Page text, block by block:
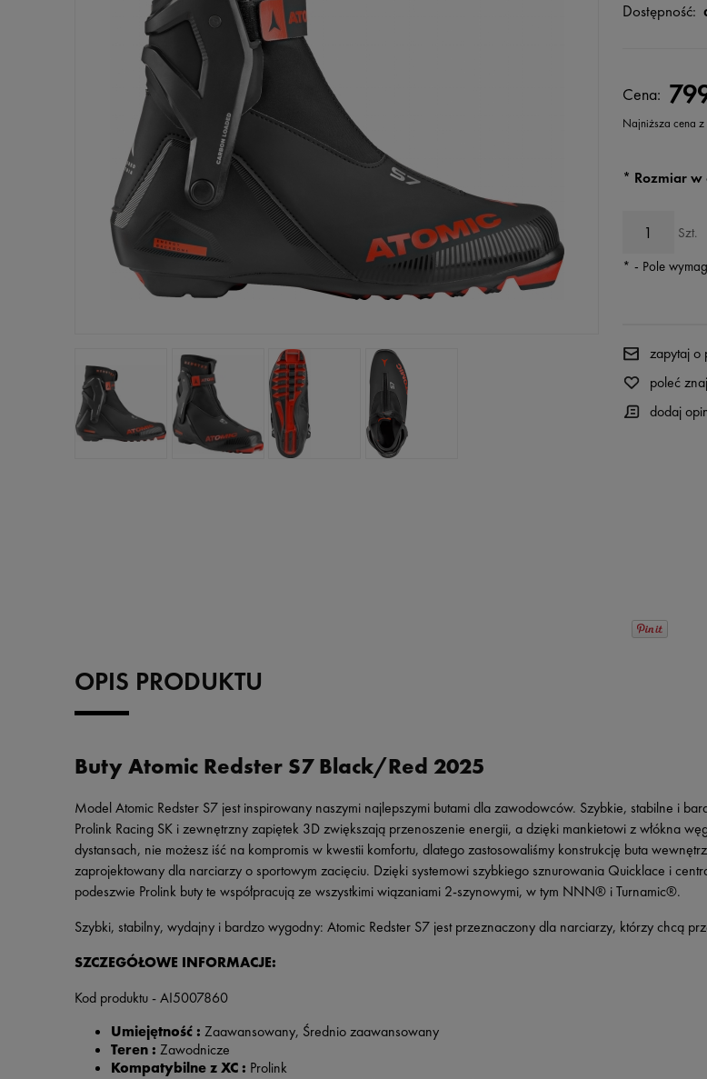
Dostępność:
Cena:
Najniższa cena
* Rozmiar w
Szt.
* - Pole
zapytaj o
poleć
dodaj
OPIS PRODUKTU
Buty Atomic Redster S7 Black/Red 2025
Model Atomic Redster S7 jest inspirowany naszymi najlepszymi butami dla zawodowców. Szybkie, stabilne i
Prolink Racing SK i zewnętrzny zapiętek 3D zwiększają przenoszenie energii, a dzięki mankietowi z włókna
dystansach, nie możesz iść na kompromis w kwestii komfortu, dlatego zastosowaliśmy konstrukcję buta
zaprojektowany dla narciarzy o sportowym zacięciu. Dzięki systemowi szybkiego sznurowania Quicklace i
podeszwie Prolink buty te współpracują ze wszystkimi wiązaniami 2-szynowymi, w tym NNN® i Turnamic®.
Szybki, stabilny, wydajny i bardzo wygodny: Atomic Redster S7 jest przeznaczony dla narciarzy, którzy chcą
SZCZEGÓŁOWE INFORMACJE:
Kod produktu - AI5007860
Umiejętność : Zaawansowany, Średnio zaawansowany
Teren : Zawodnicze
Kompatybilne z XC : Prolink